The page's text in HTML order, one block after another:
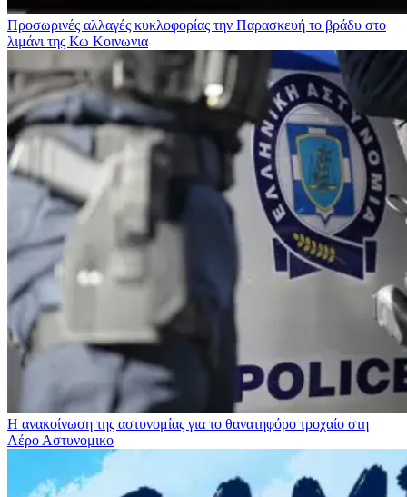
Προσωρινές αλλαγές κυκλοφορίας την Παρασκευή το βράδυ στο
λιμάνι της Κω Κοινωνια
Η ανακοίνωση της αστυνομίας για το θανατηφόρο τροχαίο στη
Λέρο Αστυνομικο